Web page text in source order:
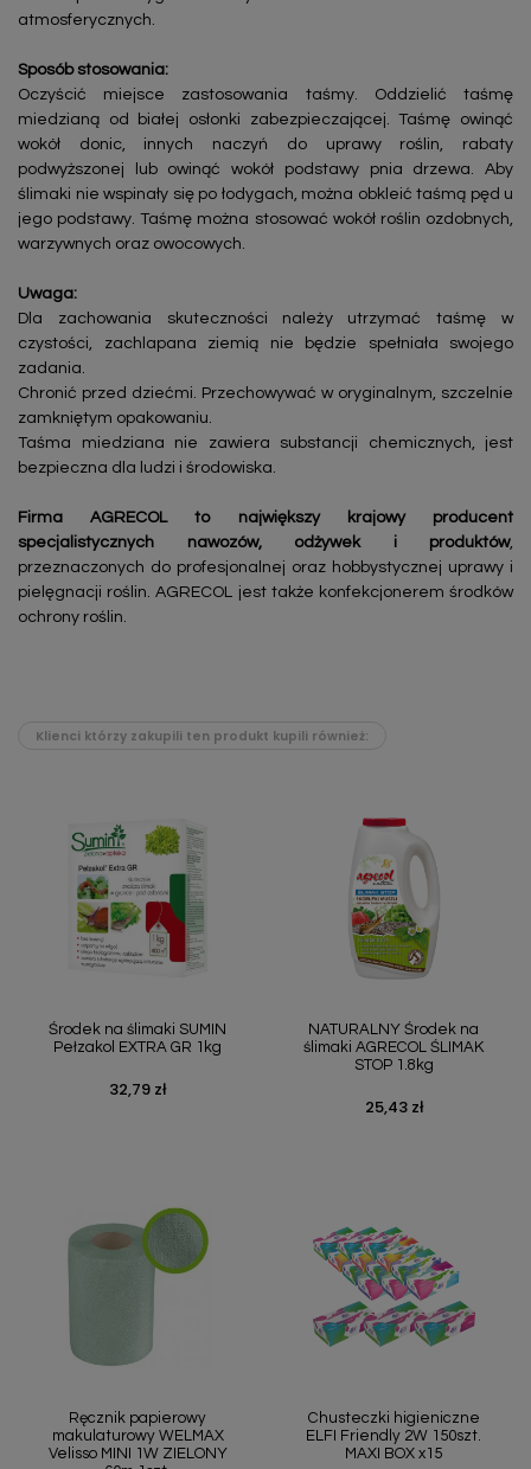
atmosferycznych.
Sposób stosowania:
Oczyścić miejsce zastosowania taśmy. Oddzielić taśmę
miedzianą od białej osłonki zabezpieczającej. Taśmę owinąć
wokół donic, innych naczyń do uprawy roślin, rabaty
podwyższonej lub owinąć wokół podstawy pnia drzewa. Aby
ślimaki nie wspinały się po łodygach, można obkleić taśmą pęd u
jego podstawy. Taśmę można stosować wokół roślin ozdobnych,
warzywnych oraz owocowych.
Uwaga:
Dla zachowania skuteczności należy utrzymać taśmę w
czystości, zachlapana ziemią nie będzie spełniała swojego
zadania.
Chronić przed dziećmi. Przechowywać w oryginalnym, szczelnie
zamkniętym opakowaniu.
Taśma miedziana nie zawiera substancji chemicznych, jest
bezpieczna dla ludzi i środowiska.
Firma AGRECOL to największy krajowy producent
specjalistycznych nawozów, odżywek i produktów,
przeznaczonych do profesjonalnej oraz hobbystycznej uprawy i
pielęgnacji roślin. AGRECOL jest także konfekcjonerem środków
ochrony roślin.
Klienci którzy zakupili ten produkt kupili również:
Środek na ślimaki SUMIN
Pełzakol EXTRA GR 1kg
Cena
32,79 zł
NATURALNY Środek na
ślimaki AGRECOL ŚLIMAK
STOP 1.8kg
Cena
25,43 zł
Ręcznik papierowy
makulaturowy WELMAX
Velisso MINI 1W ZIELONY
Chusteczki higieniczne
ELFI Friendly 2W 150szt.
MAXI BOX x15